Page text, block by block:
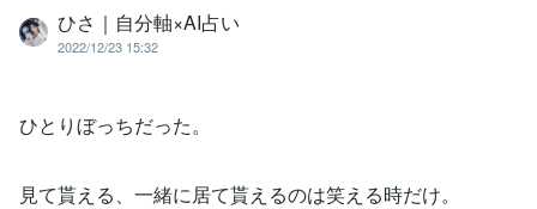
ひさ｜自分軸×AI占い
2022/12/23 15:32
ひとりぼっちだった。
見て貰える、一緒に居て貰えるのは笑える時だけ。